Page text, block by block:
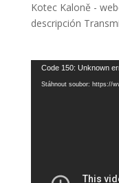
Kotec Kaloně -
descripción
Video
přehrávač
Code 150: Unknown
Stáhnout soubor: https://